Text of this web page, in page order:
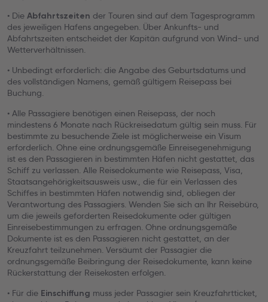
• Die Abfahrtszeiten der Touren sind auf dem Tagesprogramm
des jeweiligen Hafens angegeben. Über Ankunfts- und
Abfahrtszeiten entscheidet der Kapitän aufgrund von Wind- und
Wetterverhältnissen.
• Unbedingt erforderlich: die Angabe des Geburtsdatums und
des vollständigen Namens, gemäß gültigem Reisepass bei
Buchung.
• Alle Passagiere benötigen einen Reisepass, der noch
mindestens 6 Monate nach Rückreisedatum gültig sein muss. Für
bestimmte zu besuchende Ziele ist möglicherweise ein Visum
erforderlich. Ohne eine ordnungsgemäße Einreisegenehmigung
ist es den Passagieren in bestimmten Häfen nicht gestattet, das
Schiff zu verlassen. Alle Reisedokumente wie Reisepass, Visa,
Staatsangehörigkeitsausweis usw., die für ein Verlassen des
Schiffes in bestimmten Häfen notwendig sind, obliegen der
Verantwortung des Passagiers. Wenden Sie sich an Ihr Reisebüro,
um die jeweils geforderten Reisedokumente oder gültigen
Einreisebestimmungen zu erfragen. Ohne ordnungsgemäße
Dokumente ist es den Passagieren nicht gestattet, an der
Kreuzfahrt teilzunehmen. Versäumt der Passagier die
ordnungsgemäße Beibringung der Reisedokumente, kann keine
Rückerstattung der Reisekosten erfolgen.
• Für die Einschiffung muss jeder Passagier sein Kreuzfahrtticket,